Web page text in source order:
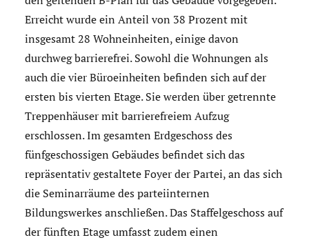
Erreicht wurde ein Anteil von 38 Prozent mit
insgesamt 28 Wohneinheiten, einige davon
durchweg barrierefrei. Sowohl die Wohnungen als
auch die vier Büroeinheiten befinden sich auf der
ersten bis vierten Etage. Sie werden über getrennte
Treppenhäuser mit barrierefreiem Aufzug
erschlossen. Im gesamten Erdgeschoss des
fünfgeschossigen Gebäudes befindet sich das
repräsentativ gestaltete Foyer der Partei, an das sich
die Seminarräume des parteiinternen
Bildungswerkes anschließen. Das Staffelgeschoss auf
der fünften Etage umfasst zudem einen